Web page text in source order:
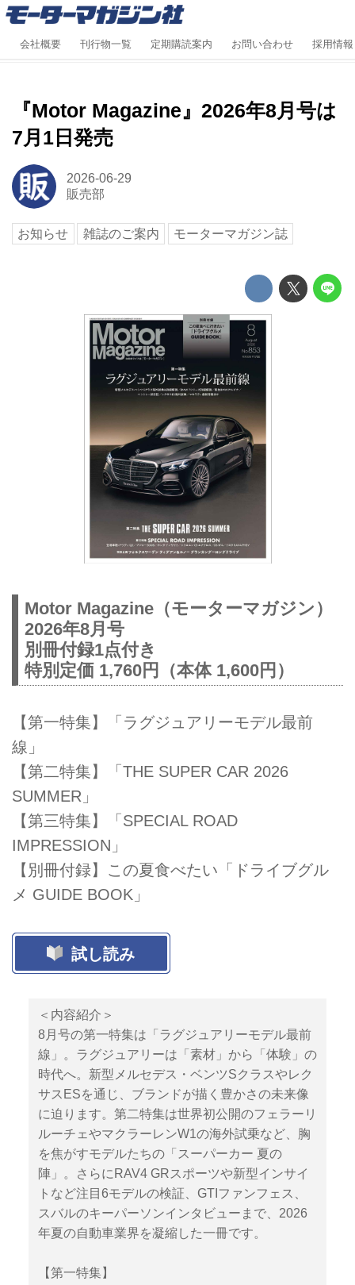
会社概要 刊行物一覧 定期購読案内 お問い合わせ 採用情報
『Motor Magazine』2026年8月号は
7月1日発売
2026-06-29
販売部
お知らせ 雑誌のご案内 モーターマガジン誌
Motor Magazine（モーターマガジン）
2026年8月号
別冊付録1点付き
特別定価 1,760円（本体 1,600円）
【第一特集】「ラグジュアリーモデル最前
線」
【第二特集】「THE SUPER CAR 2026
SUMMER」
【第三特集】「SPECIAL ROAD
IMPRESSION」
【別冊付録】この夏食べたい「ドライブグル
メ GUIDE BOOK」
試し読み
＜内容紹介＞
8月号の第一特集は「ラグジュアリーモデル最前
線」。ラグジュアリーは「素材」から「体験」の
時代へ。新型メルセデス・ベンツSクラスやレク
サスESを通じ、ブランドが描く豊かさの未来像
に迫ります。第二特集は世界初公開のフェラーリ
ルーチェやマクラーレンW1の海外試乗など、胸
を焦がすモデルたちの「スーパーカー 夏の
陣」。さらにRAV4 GRスポーツや新型インサイ
トなど注目6モデルの検証、GTIファンフェス、
スバルのキーパーソンインタビューまで、2026
年夏の自動車業界を凝縮した一冊です。
【第一特集】